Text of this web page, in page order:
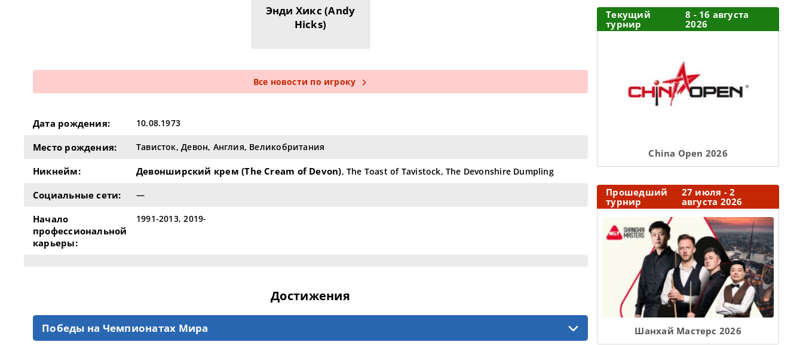
Энди Хикс (Andy
Hicks)
Все новости по игроку
Дата рождения: 10.08.1973
Место рождения: Тависток, Девон, Англия, Великобритания
Никнейм: Девонширский крем (The Cream of Devon), The Toast of Tavistock, The Devonshire Dumpling
Социальные сети: —
Начало
профессиональной
карьеры:
1991-2013, 2019-
Достижения
Победы на Чемпионатах Мира
Текущий
турнир
8 - 16 августа
2026
Сhina Open 2026
Прошедший
турнир
27 июля - 2
августа 2026
Шанхай Мастерс 2026